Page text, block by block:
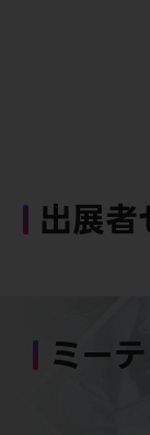
出展
ミー